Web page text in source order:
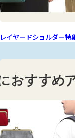
レイヤードショルダー特